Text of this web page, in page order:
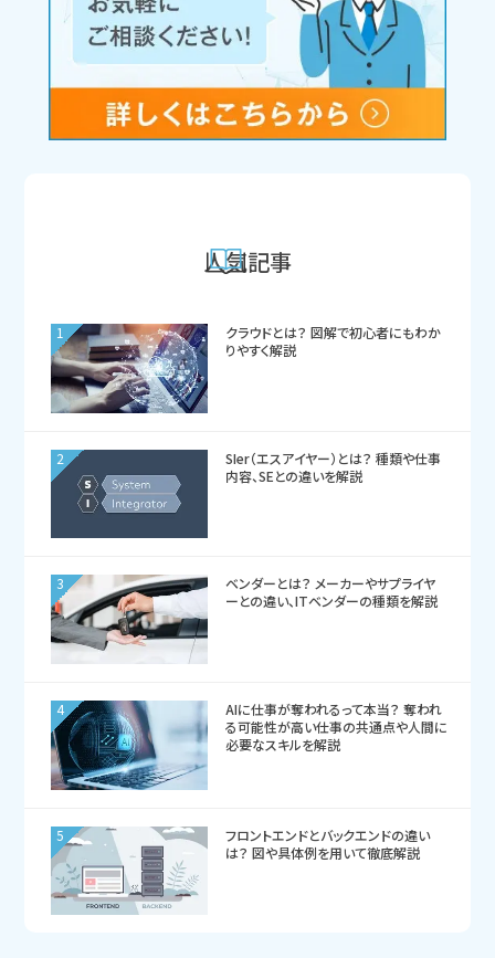
人気記事
1
クラウドとは？ 図解で初心者にもわか
りやすく解説
2
SIer（エスアイヤー）とは？ 種類や仕事
内容、SEとの違いを解説
3
ベンダーとは？ メーカーやサプライヤ
ーとの違い、ITベンダーの種類を解説
4
AIに仕事が奪われるって本当？ 奪われ
る可能性が高い仕事の共通点や人間に
必要なスキルを解説
5
フロントエンドとバックエンドの違い
は？ 図や具体例を用いて徹底解説